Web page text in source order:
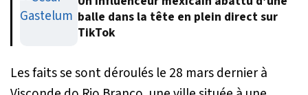
balle dans la tête en plein direct sur
TikTok
Les faits se sont déroulés le 28 mars dernier à